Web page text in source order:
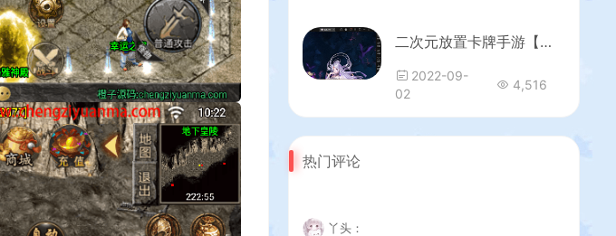
二次元放置卡牌手游【塞壬孟婆】最新整理Linux本地学习手工服务端+安卓+多功能GM授权后台+详细搭建教程
2022-09-
02
4,516
热门评论
丫头：